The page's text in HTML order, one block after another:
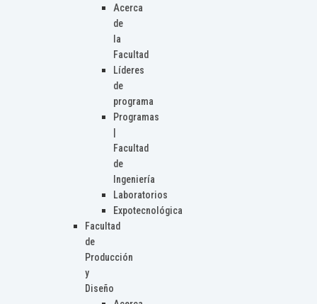
Acerca
de
la
Facultad
Líderes
de
programa
Programas
Facultad
de
Ingeniería
Laboratorios
Expotecnológica
Facultad
de
Producción
y
Diseño